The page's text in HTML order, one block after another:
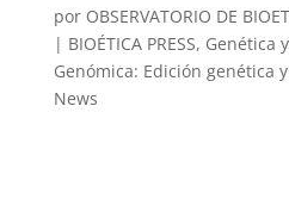
por OBSERVATORIO DE
| BIOÉTICA PRESS, Genética
Genómica: Edición genética y
News